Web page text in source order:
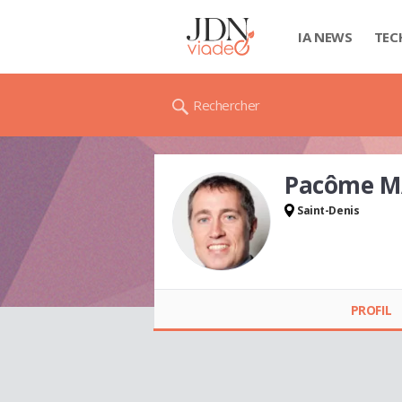
IA NEWS
Rechercher
Pacôme
Saint-Denis
PROFIL